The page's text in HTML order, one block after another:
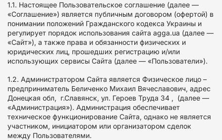
1.1. Настоящее Пользовательское соглашение (далее —
«Соглашение») является публичным договором (офертой) в
понимании положений Гражданского кодекса Украины и
регулирует порядок использования сайта agga.ua (далее —
«Сайт»), а также права и обязанности физических и
юридических лиц, прошедших регистрацию и/или
использующих сервисы Сайта (далее — «Пользователи»).
1.2. Администратором Сайта является Физическое лицо –
предприниматель Беличенко Михаил Вячеславович, адрес
Донецкая обл, г.Славянск, ул. Героев Труда 34 , (далее —
«Администрация»). Администрация обеспечивает
техническое функционирование Сайта, однако не является
участником, инициатором или организатором сделок
между Пользователями.